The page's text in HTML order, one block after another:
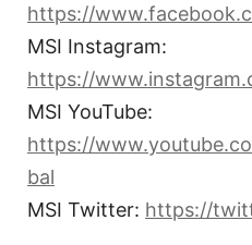
https://
MSI Instagram:
https://
MSI YouTube:
https://
bal
MSI Twitter: https://